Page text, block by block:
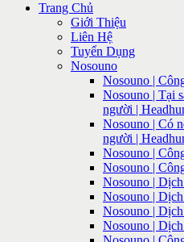
Trang Chủ
Giới Thiệu
Liên Hệ
Tuyển Dụng
Nosouno
Nosouno |
Nosouno | Tại
người |
Nosouno | Có
người |
Nosouno |
Nosouno |
Nosouno |
Nosouno |
Nosouno |
Nosouno |